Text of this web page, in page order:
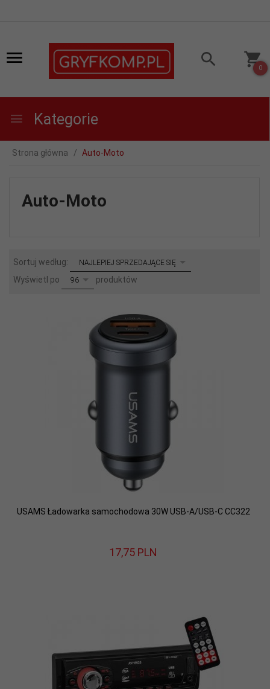
0
Kategorie
Strona główna Auto-Moto
Auto-Moto
Sortuj według: sortNAJLEPIEJ SPRZEDAJĄCE SIĘ
Wyświetl po pop96 produktów
USAMS Ładowarka samochodowa 30W USB-A/USB-C CC322
17,75 PLN